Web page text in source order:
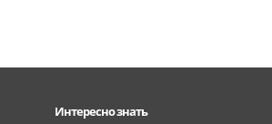
Интересно знать